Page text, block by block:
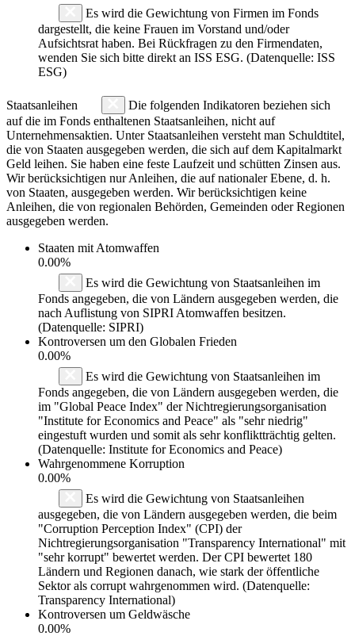
Es wird die Gewichtung von Firmen im Fonds
dargestellt, die keine Frauen im Vorstand und/oder
Aufsichtsrat haben. Bei Rückfragen zu den Firmendaten,
wenden Sie sich bitte direkt an ISS ESG. (Datenquelle: ISS
ESG)
Staatsanleihen
Die folgenden Indikatoren beziehen sich
auf die im Fonds enthaltenen Staatsanleihen, nicht auf
Unternehmensaktien. Unter Staatsanleihen versteht man Schuldtitel,
die von Staaten ausgegeben werden, die sich auf dem Kapitalmarkt
Geld leihen. Sie haben eine feste Laufzeit und schütten Zinsen aus.
Wir berücksichtigen nur Anleihen, die auf nationaler Ebene, d. h.
von Staaten, ausgegeben werden. Wir berücksichtigen keine
Anleihen, die von regionalen Behörden, Gemeinden oder Regionen
ausgegeben werden.
Staaten mit Atomwaffen
0.00%
Es wird die Gewichtung von Staatsanleihen im
Fonds angegeben, die von Ländern ausgegeben werden, die
nach Auflistung von SIPRI Atomwaffen besitzen.
(Datenquelle: SIPRI)
Kontroversen um den Globalen Frieden
0.00%
Es wird die Gewichtung von Staatsanleihen im
Fonds angegeben, die von Ländern ausgegeben werden, die
im "Global Peace Index" der Nichtregierungsorganisation
"Institute for Economics and Peace" als "sehr niedrig"
eingestuft wurden und somit als sehr konfliktträchtig gelten.
(Datenquelle: Institute for Economics and Peace)
Wahrgenommene Korruption
0.00%
Es wird die Gewichtung von Staatsanleihen
ausgegeben, die von Ländern ausgegeben werden, die beim
"Corruption Perception Index" (CPI) der
Nichtregierungsorganisation "Transparency International" mit
"sehr korrupt" bewertet werden. Der CPI bewertet 180
Ländern und Regionen danach, wie stark der öffentliche
Sektor als corrupt wahrgenommen wird. (Datenquelle:
Transparency International)
Kontroversen um Geldwäsche
0.00%